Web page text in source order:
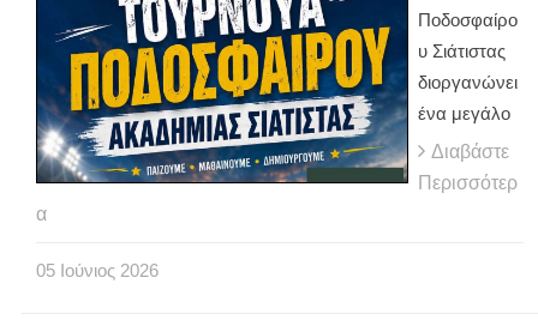
Ποδοσφαίρο
υ Σιάτιστας
διοργανώνει
ένα μεγάλο
Διαβάστε
Περισσότερ
α
05 Ιούνιος 2026